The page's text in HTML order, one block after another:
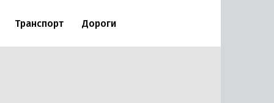
Транспорт Дороги